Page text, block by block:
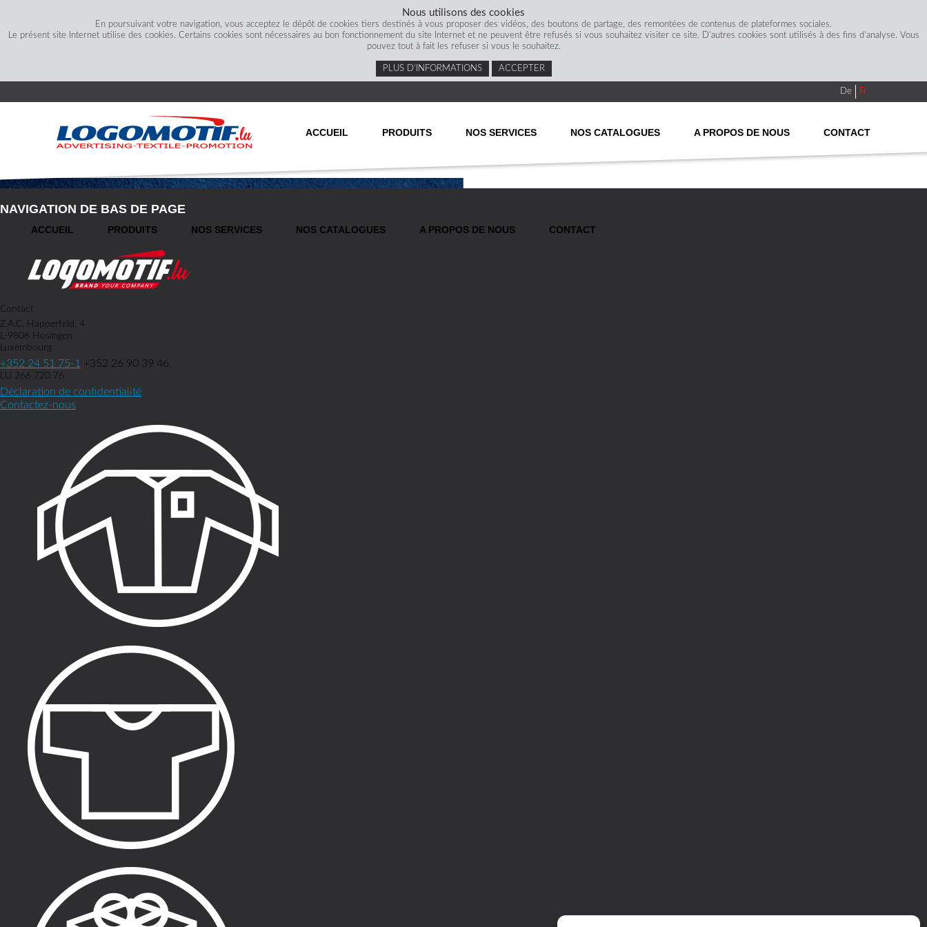
Nous utilisons des cookies
En poursuivant votre navigation, vous acceptez le dépôt de cookies tiers destinés à vous proposer des vidéos, des boutons de partage, des remontées de contenus de plateformes sociales.
Le présent site Internet utilise des cookies. Certains cookies sont nécessaires au bon fonctionnement du site Internet et ne peuvent être refusés si vous souhaitez visiter ce site. D'autres cookies sont utilisés à des fins d'analyse. Vous
pouvez tout à fait les refuser si vous le souhaitez.
PLUS D’INFORMATIONS ACCEPTER
De Fr
ACCUEIL PRODUITS NOS SERVICES NOS CATALOGUES A PROPOS DE NOUS CONTACT
NAVIGATION DE BAS DE PAGE
ACCUEIL PRODUITS NOS SERVICES NOS CATALOGUES A PROPOS DE NOUS CONTACT
Contact
Z.A.C. Happerfeld, 4
L-9806 Hosingen
Luxembourg
+352 24 51 75-1 +352 26 90 39 46
LU 266 720 76
Déclaration de confidentialité
Contactez-nous